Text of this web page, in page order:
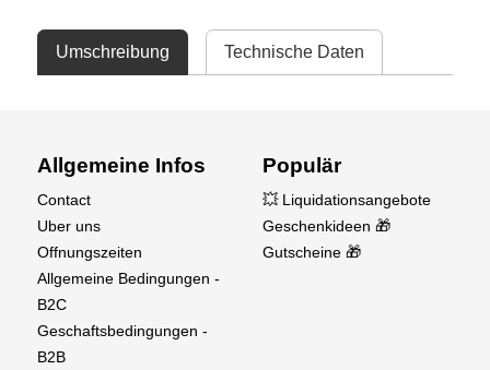
Umschreibung Technische Daten
Allgemeine Infos
Contact
Uber uns
Offnungszeiten
Allgemeine Bedingungen -
B2C
Geschaftsbedingungen -
B2B
Populär
💥 Liquidationsangebote
Geschenkideen 🎁
Gutscheine 🎁